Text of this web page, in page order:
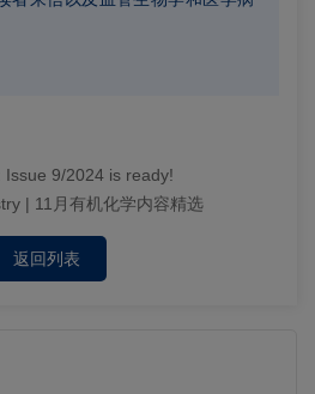
Issue 9/2024 is ready!
| 11月有机化学内容精选
返回列表